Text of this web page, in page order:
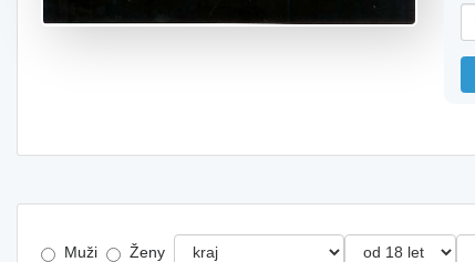
Muži Ženy